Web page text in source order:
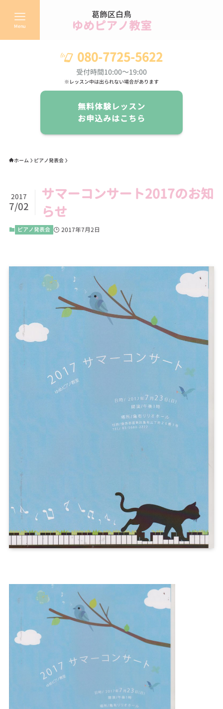
葛飾区白鳥
ゆめピアノ教室
Menu
080-7725-5622
受付時間10:00～19:00
※レッスン中は出られない場合があります
無料体験レッスン
お申込みはこちら
ホーム ピアノ発表会
サマーコンサート2017のお知
らせ
2017
7/02
ピアノ発表会 2017年7月2日